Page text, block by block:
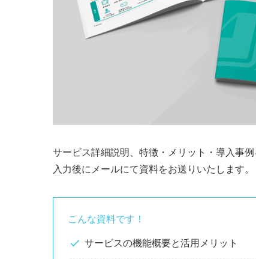
サービス詳細説明、特徴・メリット・導入事例
入力後にメールにて資料をお送りいたします。
こんな資料です！
サービスの機能概要と活用メリット